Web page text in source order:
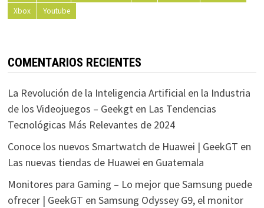
Xbox
Youtube
COMENTARIOS RECIENTES
La Revolución de la Inteligencia Artificial en la Industria
de los Videojuegos – Geekgten Las Tendencias
Tecnológicas Más Relevantes de 2024
Conoce los nuevos Smartwatch de Huawei | GeekGT en
Las nuevas tiendas de Huawei en Guatemala
Monitores para Gaming – Lo mejor que Samsung puede
ofrecer | GeekGT en Samsung Odyssey G9, el monitor